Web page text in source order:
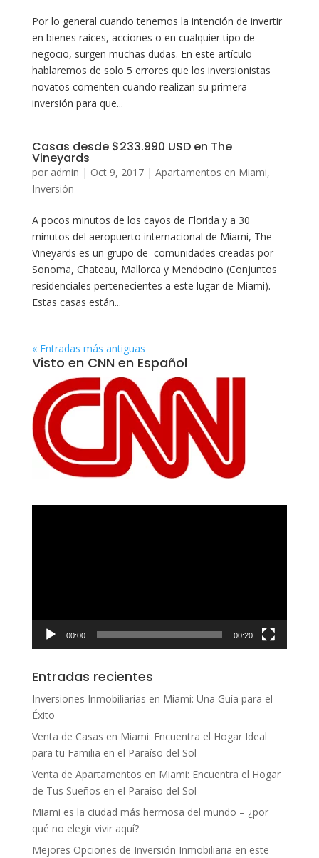
Por lo general cuando tenemos la intención de invertir
en bienes raíces, acciones o en cualquier tipo de
negocio, surgen muchas dudas. En este artículo
hablaremos de solo 5 errores que los inversionistas
novatos comenten cuando realizan su primera
inversión para que...
Casas desde $233.990 USD en The
Vineyards
por admin | Oct 9, 2017| Apartamentos en Miami,
Inversión
A pocos minutos de los cayos de Florida y a 30
minutos del aeropuerto internacional de Miami, The
Vineyards es un grupo de comunidades creadas por
Sonoma, Chateau, Mallorca y Mendocino (Conjuntos
residenciales pertenecientes a este lugar de Miami).
Estas casas están...
« Entradas más antiguas
Visto en CNN en Español
00:00 00:20
Entradas recientes
Inversiones Inmobiliarias en Miami: Una Guía para el
Éxito
Venta de Casas en Miami: Encuentra el Hogar Ideal
para tu Familia en el Paraíso del Sol
Venta de Apartamentos en Miami: Encuentra el Hogar
de Tus Sueños en el Paraíso del Sol
Miami es la ciudad más hermosa del mundo – ¿por
qué no elegir vivir aquí?
Mejores Opciones de Inversión Inmobiliaria en este